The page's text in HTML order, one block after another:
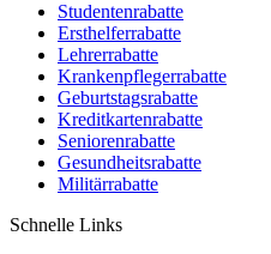
Studentenrabatte
Ersthelferrabatte
Lehrerrabatte
Krankenpflegerrabatte
Geburtstagsrabatte
Kreditkartenrabatte
Seniorenrabatte
Gesundheitsrabatte
Militärrabatte
Schnelle Links